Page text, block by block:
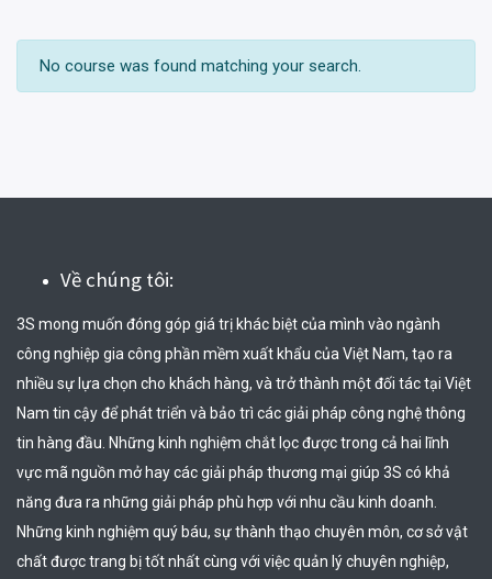
No course was found matching your search.
Về chúng tôi:
3S mong muốn đóng góp giá trị khác biệt của mình vào ngành
công nghiệp gia công phần mềm xuất khẩu của Việt Nam, tạo ra
nhiều sự lựa chọn cho khách hàng, và trở thành một đối tác tại Việt
Nam tin cậy để phát triển và bảo trì các giải pháp công nghệ thông
tin hàng đầu. Những kinh nghiệm chắt lọc được trong cả hai lĩnh
vực mã nguồn mở hay các giải pháp thương mại giúp 3S có khả
năng đưa ra những giải pháp phù hợp với nhu cầu kinh doanh.
Những kinh nghiệm quý báu, sự thành thạo chuyên môn, cơ sở vật
chất được trang bị tốt nhất cùng với việc quản lý chuyên nghiệp,